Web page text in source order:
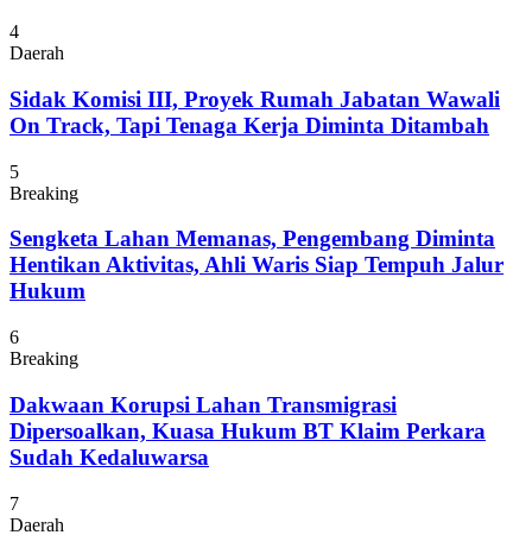
4
Daerah
Sidak Komisi III, Proyek Rumah Jabatan Wawali
On Track, Tapi Tenaga Kerja Diminta Ditambah
5
Breaking
Sengketa Lahan Memanas, Pengembang Diminta
Hentikan Aktivitas, Ahli Waris Siap Tempuh Jalur
Hukum
6
Breaking
Dakwaan Korupsi Lahan Transmigrasi
Dipersoalkan, Kuasa Hukum BT Klaim Perkara
Sudah Kedaluwarsa
7
Daerah